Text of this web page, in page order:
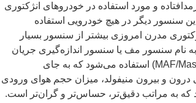
و مورد استفاده در خودروهای انژکتوری
سنسور دیگر در هیچ خودرویی استفاده
مدرن امروزی بیشتر از سنسور بسیار
نام سنسور مف یا سنسور اندازه‌گیری جریان
عبوری هوا (MAF/Mass Air Flow sensor) استفاده می‌شود که به جای
درون و بیرون منیفولد، میزان حجم هوای ورودی
که به مراتب دقیق‌تر، حساس‌تر و گران‌تر است.